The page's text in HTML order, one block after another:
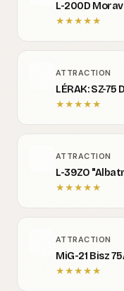
L-200D
★★★★★
ATTRACTION
LÉRAK: SZ-75
★★★★★
ATTRACTION
L-39ZO
★★★★★
ATTRACTION
MiG-21 Bisz
★★★★★